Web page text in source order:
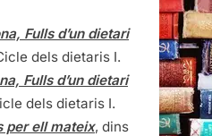
Fulls d’un dietari
dels dietaris I.
Fulls d’un dietari
dels dietaris I.
per ell mateix, dins